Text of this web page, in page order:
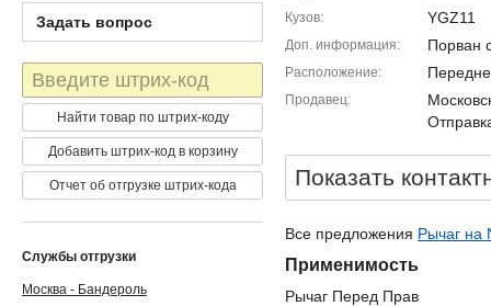
Кузов YGZ11
Доп. информация Порван
Расположение
Продавец
Показать
Все предложения Рычаг на
Применимость
Рычаг Перед Прав
Задать вопрос
Штрих-
код
Найти товар по штрих-коду
Добавить штрих-код в корзину
Отчет об отгрузке штрих-кода
Службы отгрузки
Москва - Бандероль